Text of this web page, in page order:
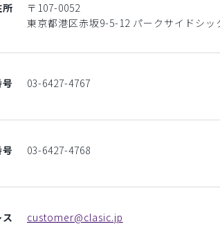
所
〒107-0052
東京都港区赤坂9-5-12 パークサイドシッ
03-6427-4767
03-6427-4768
customer@clasic.jp